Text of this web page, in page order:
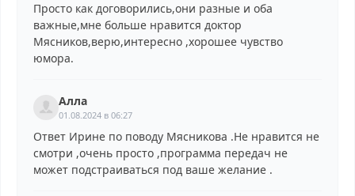
Просто как договорились,они разные и оба
важные,мне больше нравится доктор
Мясников,верю,интересно ,хорошее чувство
юмора.
Алла
01.08.2024 в 06:27
Ответ Ирине по поводу Мясникова .Не нравится не
смотри ,очень просто ,программа передач не
может подстраиваться под ваше желание .